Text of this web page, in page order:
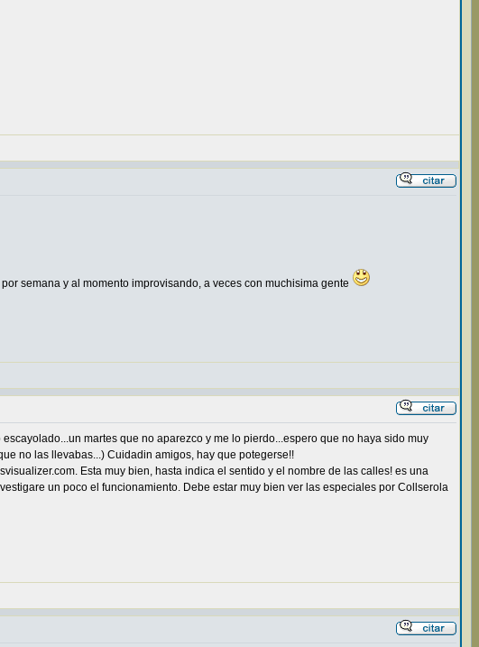
semana y al momento improvisando, a veces con muchisima gente
martes que no aparezco y me lo pierdo...espero que no haya sido muy
no las llevabas...) Cuidadin amigos, hay que potegerse!!
Esta muy bien, hasta indica el sentido y el nombre de las calles! es una
un poco el funcionamiento. Debe estar muy bien ver las especiales por Collserola